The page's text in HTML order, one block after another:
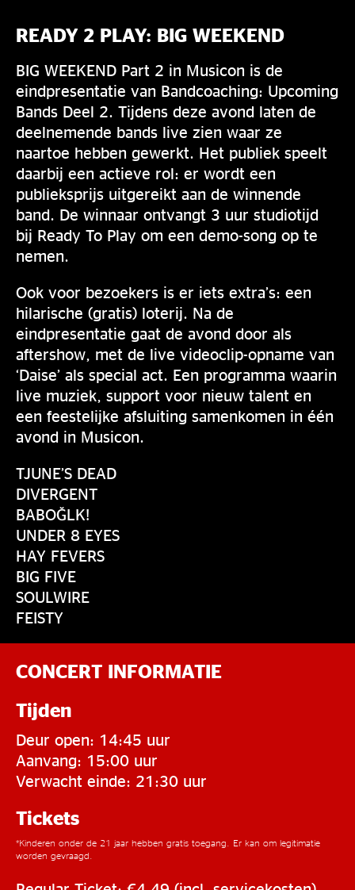
READY 2 PLAY: BIG WEEKEND
BIG WEEKEND Part 2 in Musicon is de
eindpresentatie van Bandcoaching: Upcoming
Bands Deel 2. Tijdens deze avond laten de
deelnemende bands live zien waar ze
naartoe hebben gewerkt. Het publiek speelt
daarbij een actieve rol: er wordt een
publieksprijs uitgereikt aan de winnende
band. De winnaar ontvangt 3 uur studiotijd
bij Ready To Play om een demo-song op te
nemen.
Ook voor bezoekers is er iets extra’s: een
hilarische (gratis) loterij. Na de
eindpresentatie gaat de avond door als
aftershow, met de live videoclip-opname van
‘Daise’ als special act. Een programma waarin
live muziek, support voor nieuw talent en
een feestelijke afsluiting samenkomen in één
avond in Musicon.
TJUNE’S DEAD
DIVERGENT
BABOĞLK!
UNDER 8 EYES
HAY FEVERS
BIG FIVE
SOULWIRE
FEISTY
CONCERT INFORMATIE
Tijden
Deur open: 14:45 uur
Aanvang: 15:00 uur
Verwacht einde: 21:30 uur
Tickets
*Kinderen onder de 21 jaar hebben gratis toegang. Er kan om legitimatie
worden gevraagd.